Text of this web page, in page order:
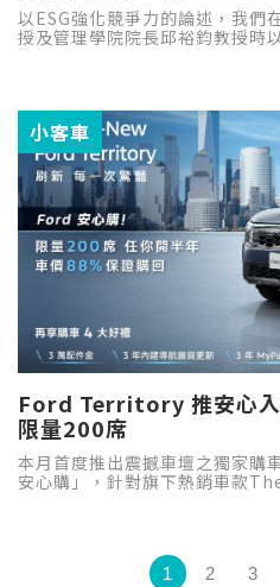
以ESG強化競爭力的論述，我們
授及管理學院院長邱裕鈞教授時
證這理論，小編們還特別採訪
小客車
Ford Territory 推安心
限量200席
本月首度推出震撼車壇之獨家購
安心購」，針對旗下熱銷車款
1 2 3